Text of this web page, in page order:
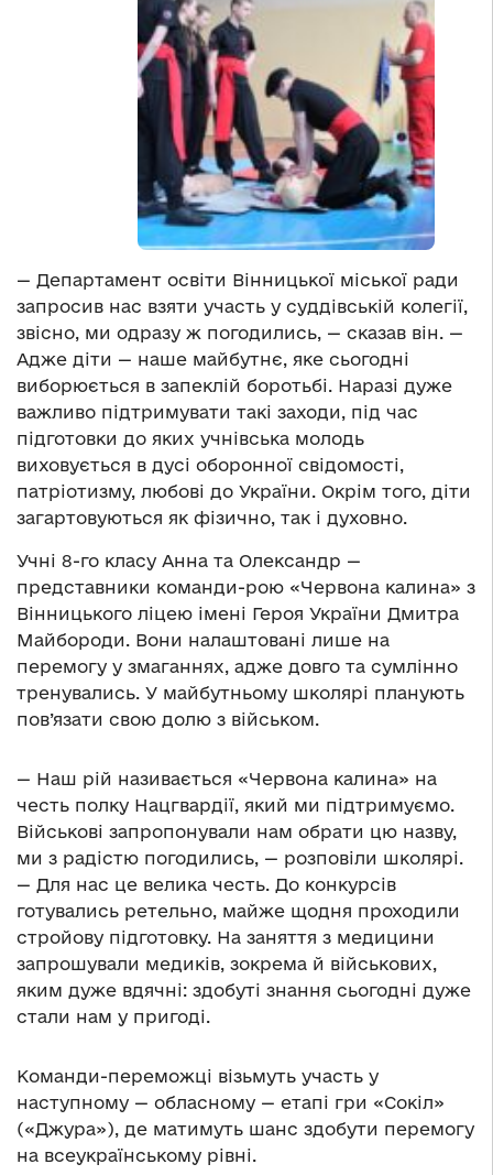
— Департамент освіти Вінницької міської ради
запросив нас взяти участь у суддівській колегії,
звісно, ми одразу ж погодились, — сказав він. —
Адже діти — наше майбутнє, яке сьогодні
виборюється в запеклій боротьбі. Наразі дуже
важливо підтримувати такі заходи, під час
підготовки до яких учнівська молодь
виховується в дусі оборонної свідомості,
патріотизму, любові до України. Окрім того, діти
загартовуються як фізично, так і духовно.
Учні 8-го класу Анна та Олександр —
представники команди-рою «Червона калина» з
Вінницького ліцею імені Героя України Дмитра
Майбороди. Вони налаштовані лише на
перемогу у змаганнях, адже довго та сумлінно
тренувались. У майбутньому школярі планують
пов’язати свою долю з військом.
— Наш рій називається «Червона калина» на
честь полку Нацгвардії, який ми підтримуємо.
Військові запропонували нам обрати цю назву,
ми з радістю погодились, — розповіли школярі.
— Для нас це велика честь. До конкурсів
готувались ретельно, майже щодня проходили
стройову підготовку. На заняття з медицини
запрошували медиків, зокрема й військових,
яким дуже вдячні: здобуті знання сьогодні дуже
стали нам у пригоді.
Команди-переможці візьмуть участь у
наступному — обласному — етапі гри «Сокіл»
(«Джура»), де матимуть шанс здобути перемогу
на всеукраїнському рівні.